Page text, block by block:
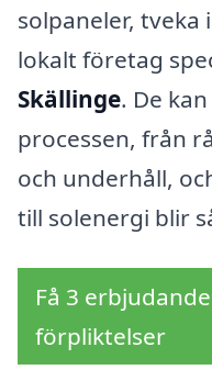
solpaneler,
lokalt företag
Skällinge. De
processen, från
och underhåll,
till solenergi blir
Få 3
förpliktelser